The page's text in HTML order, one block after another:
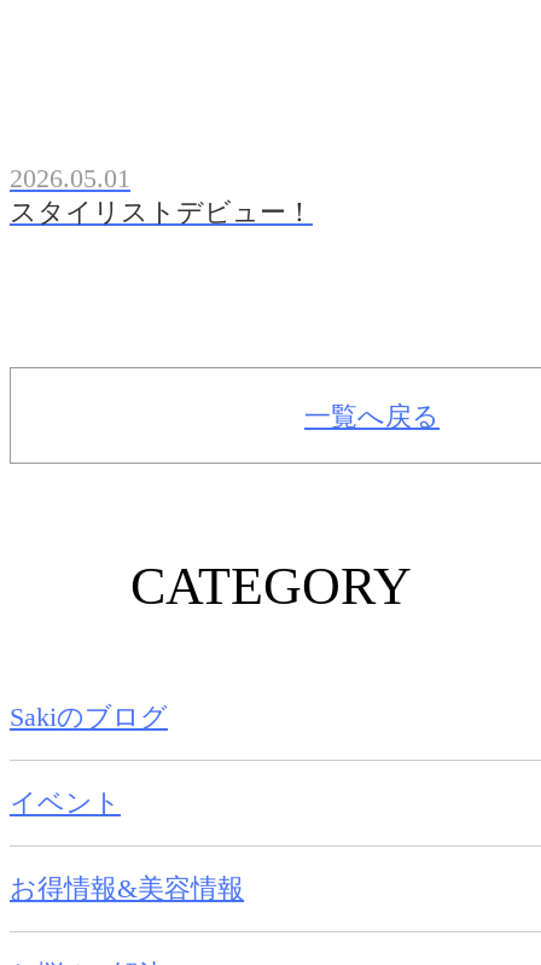
2026.05.01
スタイリストデビュー！
一覧へ戻る
CATEGORY
Sakiのブログ
イベント
お得情報&美容情報